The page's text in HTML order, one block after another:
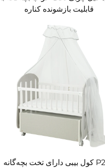
قابلیت بازشونده کناره
P270 کول بیبی دارای تخت بچه‌گانه